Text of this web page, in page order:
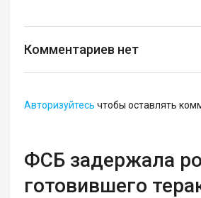
Комментариев нет
Авторизуйтесь чтобы оставлять
ФСБ задержала
готовившего